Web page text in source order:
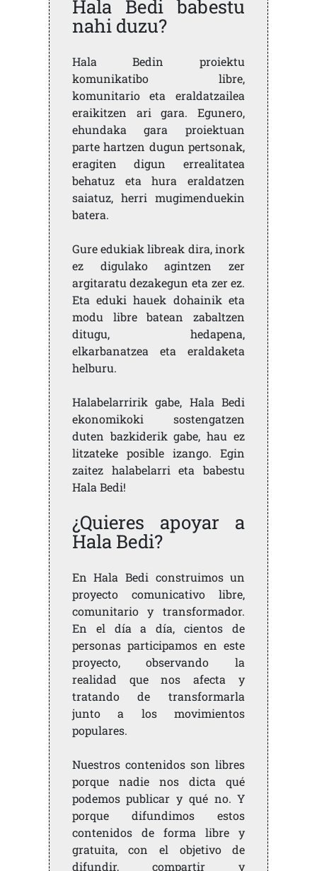
Hala Bedi babestu
nahi duzu?
Hala Bedin proiektu
komunikatibo libre,
komunitario eta eraldatzailea
eraikitzen ari gara. Egunero,
ehundaka gara proiektuan
parte hartzen dugun pertsonak,
eragiten digun errealitatea
behatuz eta hura eraldatzen
saiatuz, herri mugimenduekin
batera.
Gure edukiak libreak dira, inork
ez digulako agintzen zer
argitaratu dezakegun eta zer ez.
Eta eduki hauek dohainik eta
modu libre batean zabaltzen
ditugu, hedapena,
elkarbanatzea eta eraldaketa
helburu.
Halabelarririk gabe, Hala Bedi
ekonomikoki sostengatzen
duten bazkiderik gabe, hau ez
litzateke posible izango. Egin
zaitez halabelarri eta babestu
Hala Bedi!
¿Quieres apoyar a
Hala Bedi?
En Hala Bedi construimos un
proyecto comunicativo libre,
comunitario y transformador.
En el día a día, cientos de
personas participamos en este
proyecto, observando la
realidad que nos afecta y
tratando de transformarla
junto a los movimientos
populares.
Nuestros contenidos son libres
porque nadie nos dicta qué
podemos publicar y qué no. Y
porque difundimos estos
contenidos de forma libre y
gratuita, con el objetivo de
difundir, compartir y